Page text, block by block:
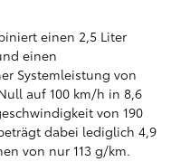
einen 2,5 Liter
einen
Systemleistung von
auf 100 km/h in 8,6
von 190
dabei lediglich 4,9
von nur 113 g/km.